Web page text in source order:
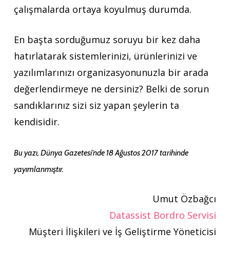
çalışmalarda ortaya koyulmuş durumda.
En başta sorduğumuz soruyu bir kez daha
hatırlatarak sistemlerinizi, ürünlerinizi ve
yazılımlarınızı organizasyonunuzla bir arada
değerlendirmeye ne dersiniz? Belki de sorun
sandıklarınız sizi siz yapan şeylerin ta
kendisidir.
Bu yazı, Dünya Gazetesi’nde 18 Ağustos 2017 tarihinde
yayımlanmıştır.
Umut Özbağcı
Datassist Bordro Servisi
Müşteri İlişkileri ve İş Geliştirme Yöneticisi